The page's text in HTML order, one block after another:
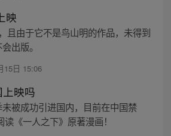
映
且由于它不是鸟山明的作品，未得到
出版。
15日 15:06
映吗
未被成功引进国内，目前在中国禁
《一人之下》原著漫画！